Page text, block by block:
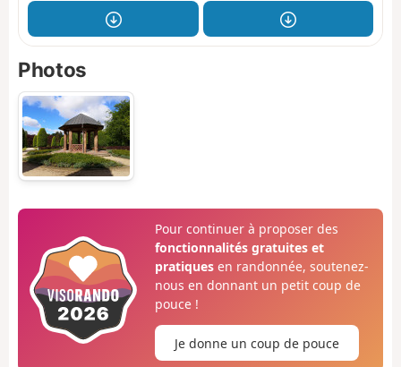
Photos
Pour continuer à proposer des
fonctionnalités gratuites et
pratiquesen randonnée, soutenez-
nous en donnant un petit coup de
pouce !
Je donne un coup de pouce